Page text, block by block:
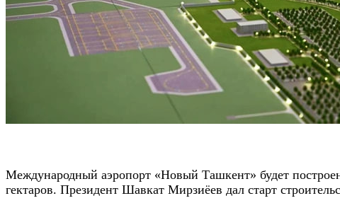
Международный аэропорт «Новый Ташкент» будет
гектаров. Президент Шавкат Мирзиёев дал старт